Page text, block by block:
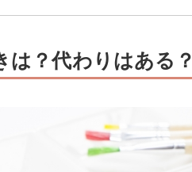
は？代わりはある？